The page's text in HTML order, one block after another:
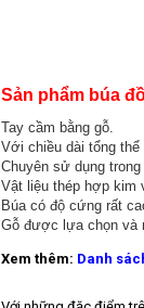
Sản phẩm búa
Tay cầm bằng gỗ.
Với chiều dài tổng
Chuyên sử dụng
Vật liệu thép hợp kim
Búa có độ cứng rất
Gỗ được lựa chọn và
Xem thêm: Danh